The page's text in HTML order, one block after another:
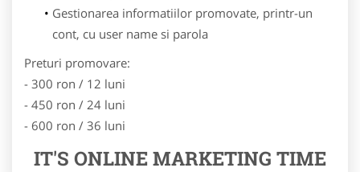
Gestionarea informatiilor promovate, printr-un
cont, cu user name si parola
Preturi promovare:
- 300 ron / 12 luni
- 450 ron / 24 luni
- 600 ron / 36 luni
IT'S ONLINE MARKETING TIME